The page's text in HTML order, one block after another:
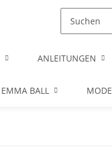
ANLEITUNGEN
EMMA BALL MODE